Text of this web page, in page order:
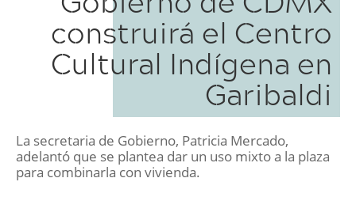
construirá el Centro
Cultural Indígena en
Garibaldi
La secretaria de Gobierno, Patricia Mercado,
adelantó que se plantea dar un uso mixto a la plaza
para combinarla con vivienda.